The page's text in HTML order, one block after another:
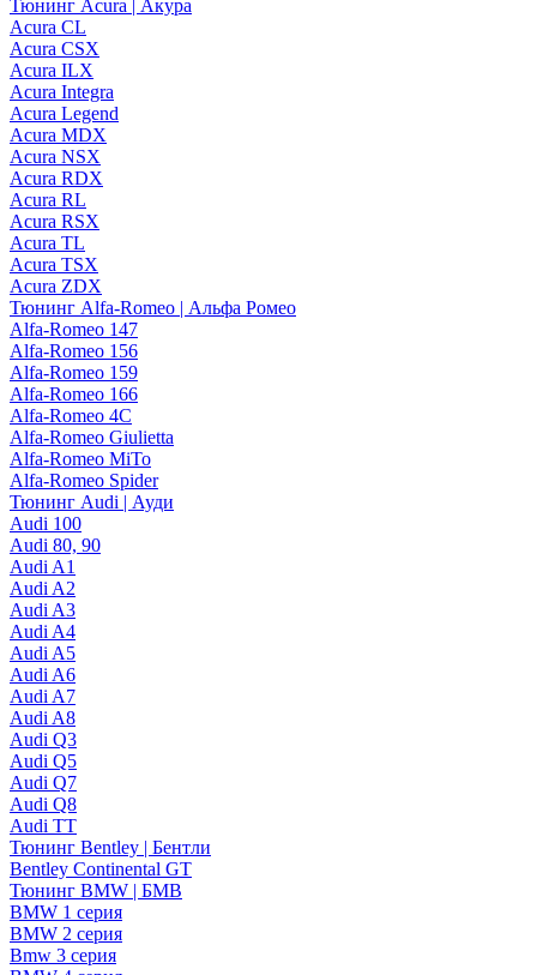
Тюнинг Acura | Акура
Acura CL
Acura CSX
Acura ILX
Acura Integra
Acura Legend
Acura MDX
Acura NSX
Acura RDX
Acura RL
Acura RSX
Acura TL
Acura TSX
Acura ZDX
Тюнинг Alfa-Romeo | Альфа Ромео
Alfa-Romeo 147
Alfa-Romeo 156
Alfa-Romeo 159
Alfa-Romeo 166
Alfa-Romeo 4C
Alfa-Romeo Giulietta
Alfa-Romeo MiTo
Alfa-Romeo Spider
Тюнинг Audi | Ауди
Audi 100
Audi 80, 90
Audi A1
Audi A2
Audi A3
Audi A4
Audi A5
Audi A6
Audi A7
Audi A8
Audi Q3
Audi Q5
Audi Q7
Audi Q8
Audi TT
Тюнинг Bentley | Бентли
Bentley Continental GT
Тюнинг BMW | БМВ
BMW 1 серия
BMW 2 серия
Bmw 3 серия